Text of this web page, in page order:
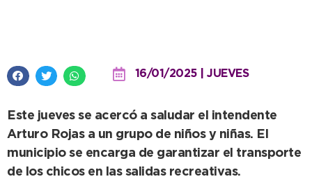
16/01/2025 | JUEVES
Este jueves se acercó a saludar el intendente
Arturo Rojas a un grupo de niños y niñas. El
municipio se encarga de garantizar el transporte
de los chicos en las salidas recreativas.